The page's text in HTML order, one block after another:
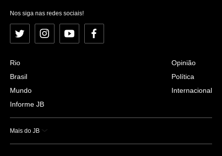
Nos siga nas redes sociais!
Twitter InstagramYouTubeFacebook
Rio
Brasil
Mundo
Informe JB
Opinião
Política
Internacional
Mais do JB
Esportes